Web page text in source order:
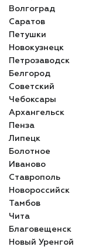
Волгоград
Саратов
Петушки
Новокузнецк
Петрозаводск
Белгород
Советский
Чебоксары
Архангельск
Пенза
Липецк
Болотное
Иваново
Ставрополь
Новороссийск
Тамбов
Чита
Благовещенск
Новый Уренгой